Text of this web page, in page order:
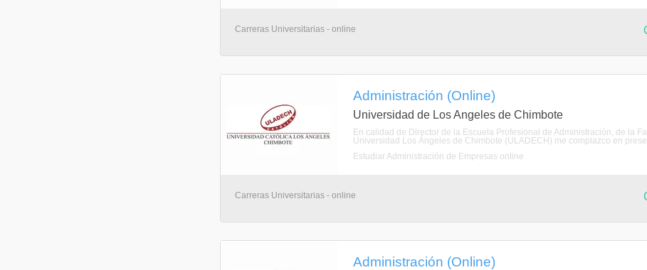
Carreras Universitarias - online
Administración (Online)
Universidad de Los Angeles de Chimbote
En calidad de Director de la Escuela Profesional de Administración, de la
Universidad Los Ángeles de Chimbote (ULADECH) me complazco en
Estudiar Administración de Empresas online
Carreras Universitarias - online
Administración (Online)